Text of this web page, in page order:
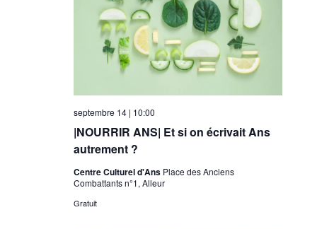
|NOURRIR ANS| Et si on écrivait Ans
autrement ?
septembre 14 | 10:00
Centre Culturel d'Ans Place des Anciens
Combattants n°1, Alleur
Gratuit